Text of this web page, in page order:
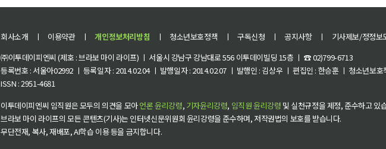
회사소개 ㅣ 이용약관 ㅣ 개인정보처리방침 ㅣ 청소년보호정책 ㅣ 구독신청 ㅣ 공지사항 ㅣ 기사제보/정정보
㈜이투데이피엔씨 (제호 : 브라보 마이 라이프) ㅣ 서울시 강남구 강남대로 556 이투데이빌딩 15층 ㅣ ☎ 02)799-6713
등록번호 : 서울아02992 ㅣ 등록일자 : 2014.02.04 ㅣ 발행일자 : 2014.02.07 ㅣ 발행인 : 김상우 ㅣ 편집인 : 한승훈 ㅣ 청소년보호
ISSN : 2951-4681
이투데이피엔씨 임직원은 모두의 의견을 모아언론 윤리강령, 기자윤리강령, 임직원 윤리강령 및 실천규정을 제정, 준수하고 있
브라보 마이 라이프의 모든 콘텐츠(기사)는 인터넷신문위원회 윤리강령을 준수하며, 저작권법의 보호를 받습니다.
무단전재, 복사, 재배포, AI학습 이용 등을 금지합니다.